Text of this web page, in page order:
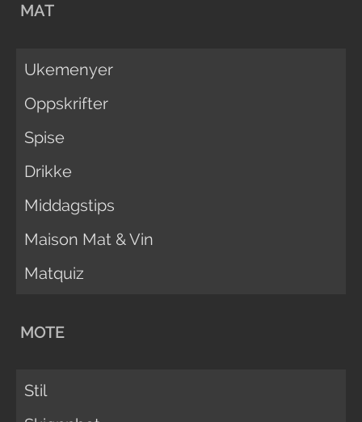
MAT
Ukemenyer
Oppskrifter
Spise
Drikke
Middagstips
Maison Mat & Vin
Matquiz
MOTE
Stil